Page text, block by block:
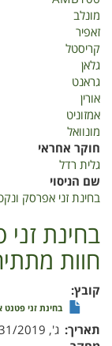
ונקטרינה
מונלב
זאפיר
קריסטל
גלאן
גראנט
אורין
אמזוניט
מונוואל
חוקר אחראי
גלית רדל
שם הניסוי
בחינת זני אפרסק
בחינת
חוות מתתיהו
קובץ
בחינת זני פטנט
תאריך ג', 12/31/2019 - 12:00